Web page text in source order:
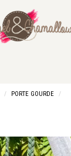
PORTE GOURDE